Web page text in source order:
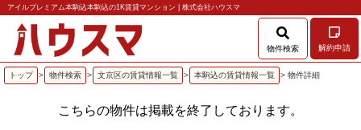
アイルプレミアム本駒込本駒込の1K賃貸マンション | 株式会社ハウスマ
物件検索 解約申請
トップ > 物件検索 > 文京区の賃貸情報一覧 > 本駒込の賃貸情報一覧 > 物件詳細
こちらの物件は掲載を終了しております。